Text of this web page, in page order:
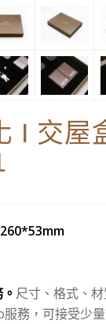
I 交屋
尺寸、格式、
務，可接受少量